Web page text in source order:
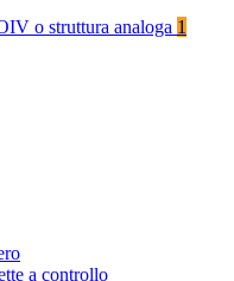
o struttura analoga 1
a controllo